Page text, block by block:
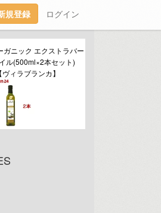
規登録 ログイン
ガニック エクストラバー
ル(500ml×2本セット)
ヴィラブランカ】